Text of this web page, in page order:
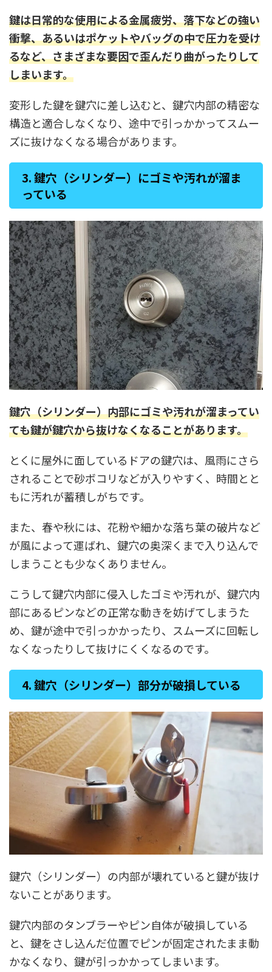
鍵は日常的な使用による金属疲労、落下などの強い
衝撃、あるいはポケットやバッグの中で圧力を受け
るなど、さまざまな要因で歪んだり曲がったりして
しまいます。
変形した鍵を鍵穴に差し込むと、鍵穴内部の精密な
構造と適合しなくなり、途中で引っかかってスムー
ズに抜けなくなる場合があります。
3. 鍵穴（シリンダー）にゴミや汚れが溜ま
っている
鍵穴（シリンダー）内部にゴミや汚れが溜まってい
ても鍵が鍵穴から抜けなくなることがあります。
とくに屋外に面しているドアの鍵穴は、風雨にさら
されることで砂ボコリなどが入りやすく、時間とと
もに汚れが蓄積しがちです。
また、春や秋には、花粉や細かな落ち葉の破片など
が風によって運ばれ、鍵穴の奥深くまで入り込んで
しまうことも少なくありません。
こうして鍵穴内部に侵入したゴミや汚れが、鍵穴内
部にあるピンなどの正常な動きを妨げてしまうた
め、鍵が途中で引っかかったり、スムーズに回転し
なくなったりして抜けにくくなるのです。
4. 鍵穴（シリンダー）部分が破損している
鍵穴（シリンダー）の内部が壊れていると鍵が抜け
ないことがあります。
鍵穴内部のタンブラーやピン自体が破損している
と、鍵をさし込んだ位置でピンが固定されたまま動
かなくなり、鍵が引っかかってしまいます。